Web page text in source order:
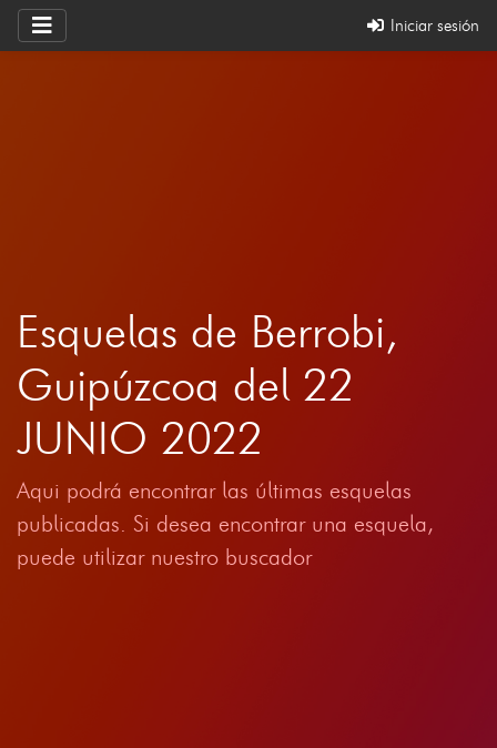
Iniciar sesión
Esquelas de Berrobi,
Guipúzcoa del 22
JUNIO 2022
Aqui podrá encontrar las últimas esquelas
publicadas. Si desea encontrar una esquela,
puede utilizar nuestro buscador